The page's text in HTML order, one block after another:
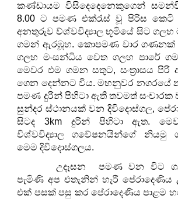
කණ්ඩායම විසිදෙදෙනෙකුගෙන්
8.00 ට පමණ එක්රැස් වූ පිරිස කෙටි
අනතුරුව ව්ශ්වවිද්‍යාල භූමියේ සිට ගලහ
ගමන් ඇරඹූහ. කොපමණ වාර ගණනක්
ගලහ මංසන්ධිය වෙත ගලහ පාරේ
මෙවර එම ගමන සතුට, සංත්‍රාසය පිරි
ගෙන දෙන්නට විය. මහනුවර නගරයේ
පමණ දුරින් පිහිටා ඇති තවමත් සංචාරක
සුන්දර ස්ථානයක් වන දිවිදොස්ගල,
සිටද 3km දුරින් පිහිටා ඇත.
විශ්වවිද්‍යාල ගවේෂනයින්ගේ නියමු
මෙම දිවිදොස්ගලය.
උදෑසන පමණ වන විට
පැමිණි අප එතැනින් හැරී පේරාදෙණිය
එක් පසක් පසු කර පේරාදෙණිය පාළම